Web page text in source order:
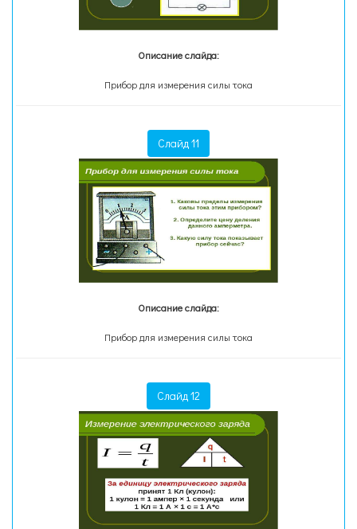
Описание слайда:
Прибор для измерения силы тока
Слайд 11
Описание слайда:
Прибор для измерения силы тока
Слайд 12